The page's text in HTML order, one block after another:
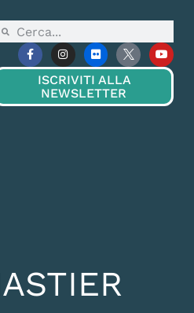
ISCRIVITI ALLA
NEWSLETTER